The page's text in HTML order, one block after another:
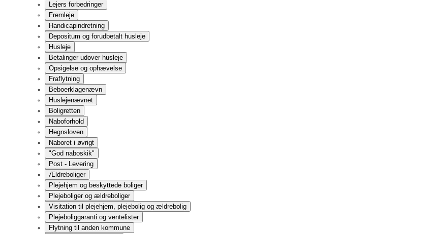
Samtykke til flytning
Betingelser for flytning uden informeret samtykke
Klage
Værgemål, attest eller fremtidsfuldmagt
Betaling i plejebolig og ældrebolig
Betaling på plejehjem efter gamle regler
Økonomien når ægtefællen flytter i plejebolig eller plejehjem
Fraflytning og opsigelse af pleje- eller ældrebolig samt plejehjem
Plejehjemsbeboeres rettigheder
Tilsyn
Dagcentre og daghjem
Dagcentre
Daghjem
Betaling
Klage
Databeskyttelse
Digitalisering
MitID
Digital Post
Obligatorisk selvbetjening